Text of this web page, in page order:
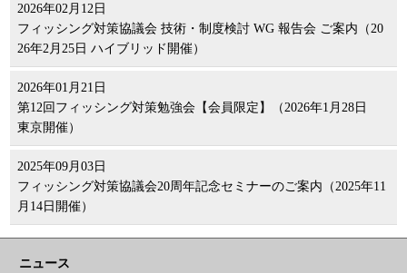
2026年02月12日
フィッシング対策協議会 技術・制度検討 WG 報告会 ご案内（20
26年2月25日 ハイブリッド開催）
2026年01月21日
第12回フィッシング対策勉強会【会員限定】（2026年1月28日
東京開催）
2025年09月03日
フィッシング対策協議会20周年記念セミナーのご案内（2025年11
月14日開催）
ニュース